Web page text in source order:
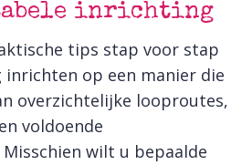
inrichting
tips stap voor stap
inrichten op een manier die
overzichtelijke looproutes,
voldoende
wilt u bepaalde